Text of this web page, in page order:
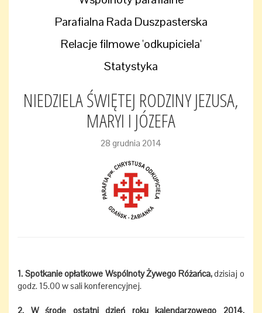
Parafialna Rada Duszpasterska
Relacje filmowe 'odkupiciela'
Statystyka
NIEDZIELA ŚWIĘTEJ RODZINY JEZUSA,
MARYI I JÓZEFA
28 grudnia 2014
1. Spotkanie opłatkowe Wspólnoty Żywego Różańca,dzisiaj o
godz. 15.00 w sali konferencyjnej.
2. W środę ostatni dzień roku kalendarzowego 2014.